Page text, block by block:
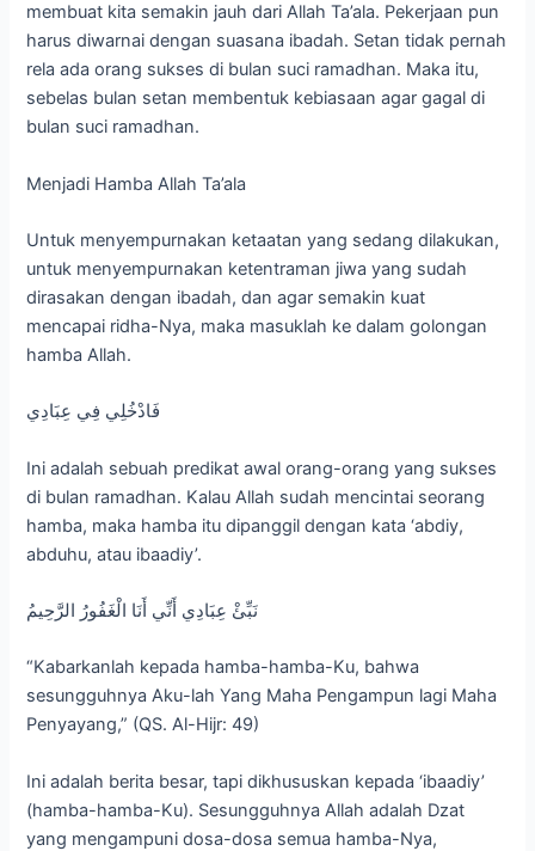
membuat kita semakin jauh dari Allah Ta’ala. Pekerjaan pun
harus diwarnai dengan suasana ibadah. Setan tidak pernah
rela ada orang sukses di bulan suci ramadhan. Maka itu,
sebelas bulan setan membentuk kebiasaan agar gagal di
bulan suci ramadhan.
Menjadi Hamba Allah Ta’ala
Untuk menyempurnakan ketaatan yang sedang dilakukan,
untuk menyempurnakan ketentraman jiwa yang sudah
dirasakan dengan ibadah, dan agar semakin kuat
mencapai ridha-Nya, maka masuklah ke dalam golongan
hamba Allah.
فَادْخُلِي فِي عِبَادِي
Ini adalah sebuah predikat awal orang-orang yang sukses
di bulan ramadhan. Kalau Allah sudah mencintai seorang
hamba, maka hamba itu dipanggil dengan kata ‘abdiy,
abduhu, atau ibaadiy’.
نَبِّئْ عِبَادِي أَنِّي أَنَا الْغَفُورُ الرَّحِيمُ
“Kabarkanlah kepada hamba-hamba-Ku, bahwa
sesungguhnya Aku-lah Yang Maha Pengampun lagi Maha
Penyayang,” (QS. Al-Hijr: 49)
Ini adalah berita besar, tapi dikhususkan kepada ‘ibaadiy’
(hamba-hamba-Ku). Sesungguhnya Allah adalah Dzat
yang mengampuni dosa-dosa semua hamba-Nya,